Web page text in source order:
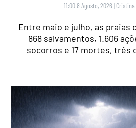
11:00 8 Agosto, 2026 |
Entre maio e julho, as praias
868 salvamentos, 1.606
socorros e 17 mortes, três